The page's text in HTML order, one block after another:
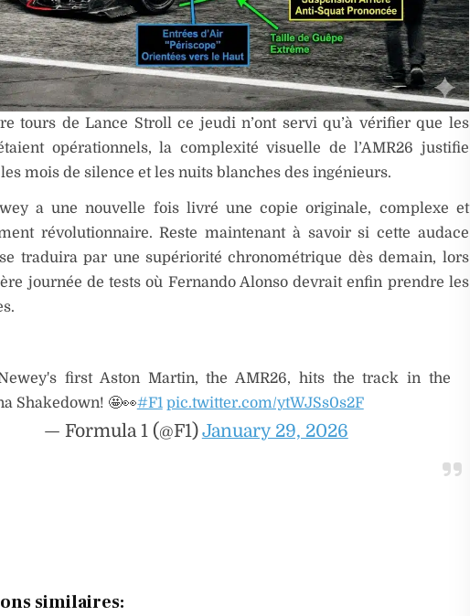
tours de Lance Stroll ce jeudi n’ont servi qu’à vérifier que les
opérationnels, la complexité visuelle de l’AMR26 justifie
mois de silence et les nuits blanches des ingénieurs.
a une nouvelle fois livré une copie originale, complexe et
révolutionnaire. Reste maintenant à savoir si cette audace
traduira par une supériorité chronométrique dès demain, lors
journée de tests où Fernando Alonso devrait enfin prendre les
first Aston Martin, the AMR26, hits the track in the
Shakedown! 🤩👀#F1 pic.twitter.com/ytWJSs0s2F
— Formula 1 (@F1)January 29, 2026
similaires: